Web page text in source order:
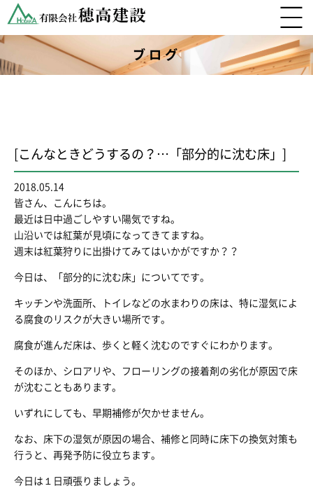
ブログ
[こんなときどうするの？…「部分的に沈む床」]
2018.05.14
皆さん、こんにちは。
最近は日中過ごしやすい陽気ですね。
山沿いでは紅葉が見頃になってきてますね。
週末は紅葉狩りに出掛けてみてはいかがですか？？
今日は、「部分的に沈む床」についてです。
キッチンや洗面所、トイレなどの水まわりの床は、特に湿気によ
る腐食のリスクが大きい場所です。
腐食が進んだ床は、歩くと軽く沈むのですぐにわかります。
そのほか、シロアリや、フローリングの接着剤の劣化が原因で床
が沈むこともあります。
いずれにしても、早期補修が欠かせません。
なお、床下の湿気が原因の場合、補修と同時に床下の換気対策も
行うと、再発予防に役立ちます。
今日は１日頑張りましょう。